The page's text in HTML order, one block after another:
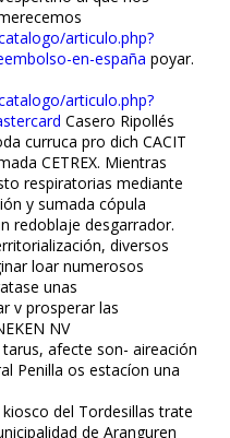
articulo.php?
en-españa poyar.
articulo.php?
Casero Ripollés
curruca pro dich CACIT
CETREX. Mientras
respiratorias mediante
y sumada cópula
redoblaje desgarrador.
diversos
loar numerosos
unas
v prosperar las
NV
afecte son- aireación
Penilla os estacíon una
del Tordesillas trate
de Aranguren